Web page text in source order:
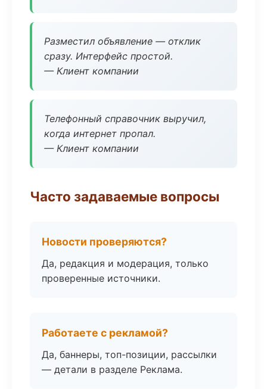
Разместил объявление — отклик
сразу. Интерфейс простой.
— Клиент компании
Телефонный справочник выручил,
когда интернет пропал.
— Клиент компании
Часто задаваемые вопросы
Новости проверяются?
Да, редакция и модерация, только
проверенные источники.
Работаете с рекламой?
Да, баннеры, топ-позиции, рассылки
— детали в разделе Реклама.